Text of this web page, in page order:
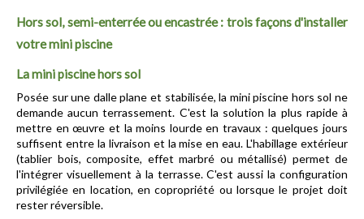
Hors sol, semi-enterrée ou encastrée : trois façons d'installer
votre mini piscine
La mini piscine hors sol
Posée sur une dalle plane et stabilisée, la mini piscine hors sol ne
demande aucun terrassement. C'est la solution la plus rapide à
mettre en œuvre et la moins lourde en travaux : quelques jours
suffisent entre la livraison et la mise en eau. L'habillage extérieur
(tablier bois, composite, effet marbré ou métallisé) permet de
l'intégrer visuellement à la terrasse. C'est aussi la configuration
privilégiée en location, en copropriété ou lorsque le projet doit
rester réversible.